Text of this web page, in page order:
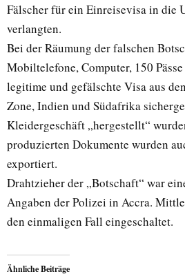
Fälscher für ein Einreisevisa in die
verlangten.
Bei der Räumung der falschen
Mobiltelefone, Computer, 150
legitime und gefälschte Visa aus
Zone, Indien und Südafrika
Kleidergeschäft „hergestellt“
produzierten Dokumente wurden
exportiert.
Drahtzieher der „Botschaft“ war
Angaben der Polizei in Accra.
den einmaligen Fall eingeschaltet.
Ähnliche Beiträge